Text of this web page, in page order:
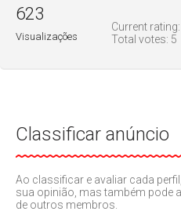
Current rating:
Total votes: 5
623
Visualizações
Classificar anúncio
Ao classificar e avaliar cada
sua opinião, mas também pode
de outros membros.